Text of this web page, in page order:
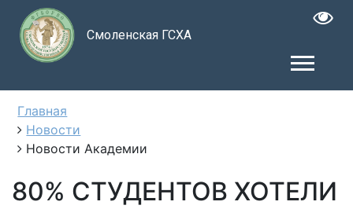
Смоленская ГСХА
Главная
Новости
Новости Академии
80% СТУДЕНТОВ ХОТЕЛИ